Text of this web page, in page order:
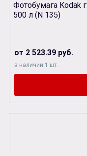
Фотобумага Kodak
500 л (N 135)
от 2 523.39 руб.
в наличии 1 шт.